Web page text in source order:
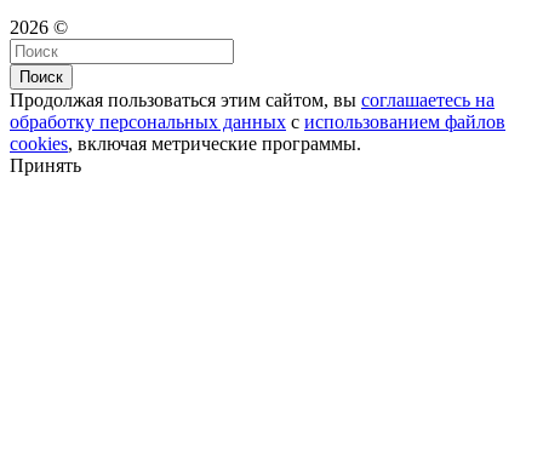
2026 ©
Поиск
Продолжая пользоваться этим сайтом, вы соглашаетесь на
обработку персональных данных с использованием файлов
cookies, включая метрические программы.
Принять